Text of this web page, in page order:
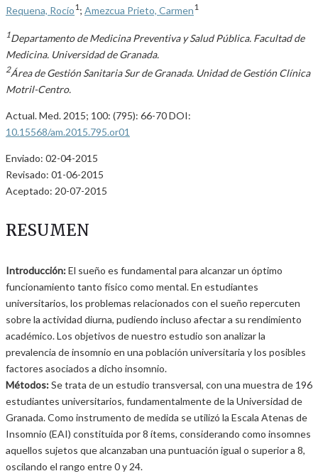
Requena, Rocío1 ; Amezcua Prieto, Carmen1
1Departamento de Medicina Preventiva y Salud Pública. Facultad de
Medicina. Universidad de Granada.
2Área de Gestión Sanitaria Sur de Granada. Unidad de Gestión Clínica
Motril-Centro.
Actual. Med. 2015; 100: (795): 66-70 DOI:
10.15568/am.2015.795.or01
Enviado: 02-04-2015
Revisado: 01-06-2015
Aceptado: 20-07-2015
RESUMEN
Introducción:El sueño es fundamental para alcanzar un óptimo
funcionamiento tanto físico como mental. En estudiantes
universitarios, los problemas relacionados con el sueño repercuten
sobre la actividad diurna, pudiendo incluso afectar a su rendimiento
académico. Los objetivos de nuestro estudio son analizar la
prevalencia de insomnio en una población universitaria y los posibles
factores asociados a dicho insomnio.
Métodos:Se trata de un estudio transversal, con una muestra de 196
estudiantes universitarios, fundamentalmente de la Universidad de
Granada. Como instrumento de medida se utilizó la Escala Atenas de
Insomnio (EAI) constituida por 8 ítems, considerando como insomnes
aquellos sujetos que alcanzaban una puntuación igual o superior a 8,
oscilando el rango entre 0 y 24.